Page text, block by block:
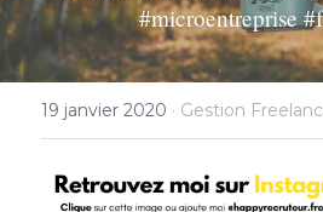
#microentreprise
19 janvier 2020 · Gestion